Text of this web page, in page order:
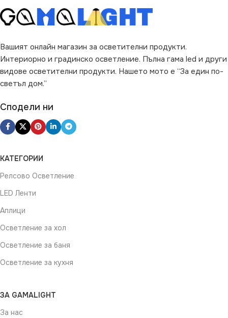
Вашият онлайн магазин за осветителни продукти.
Интериорно и градинско осветление. Пълна гама led и други
видове осветителни продукти. Нашето мото е “За един по-
светъл дом.”
Сподели ни
КАТЕГОРИИ
Релсово Осветление
LED Ленти
Аплици
Осветление за хол
Осветление за баня
Осветление за кухня
ЗА GAMALIGHT
За нас